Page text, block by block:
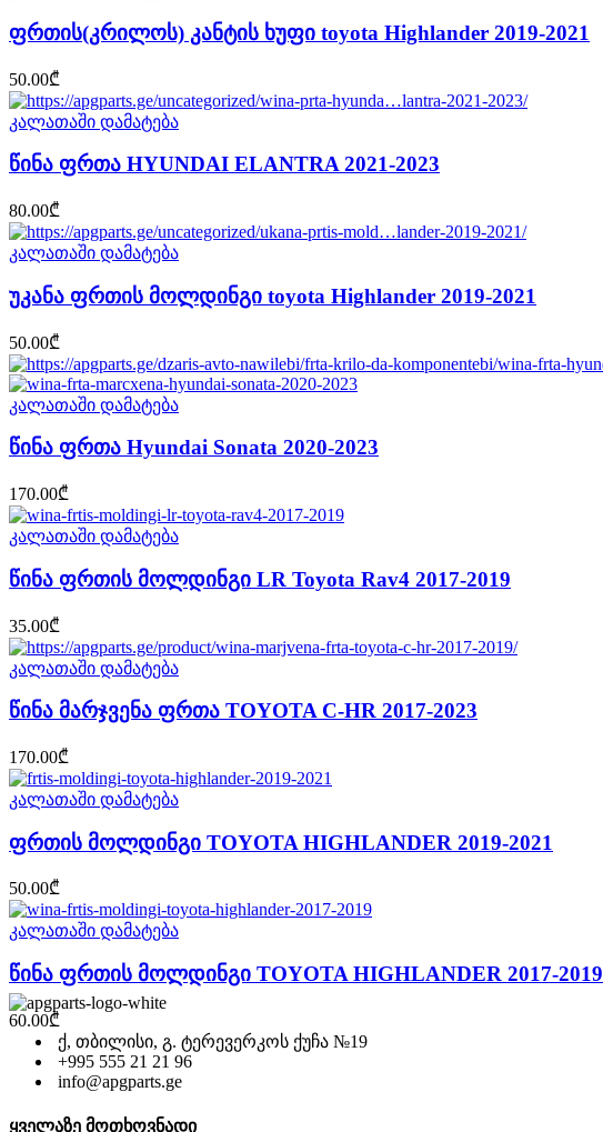
ფრთის(კრილოს) კანტის ხუფი toyota Highlander 2019-2021
50.00₾
კალათაში დამატება
წინა ფრთა HYUNDAI ELANTRA 2021-2023
80.00₾
კალათაში დამატება
უკანა ფრთის მოლდინგი toyota Highlander 2019-2021
50.00₾
კალათაში დამატება
წინა ფრთა Hyundai Sonata 2020-2023
170.00₾
კალათაში დამატება
წინა ფრთის მოლდინგი LR Toyota Rav4 2017-2019
35.00₾
კალათაში დამატება
წინა მარჯვენა ფრთა TOYOTA C-HR 2017-2023
170.00₾
კალათაში დამატება
ფრთის მოლდინგი TOYOTA HIGHLANDER 2019-2021
50.00₾
კალათაში დამატება
წინა ფრთის მოლდინგი TOYOTA HIGHLANDER 2017-2019
60.00₾
ქ, თბილისი, გ. ტერევერკოს ქუჩა №19
+995 555 21 21 96
info@apgparts.ge
ყველაზე მოთხოვნადი